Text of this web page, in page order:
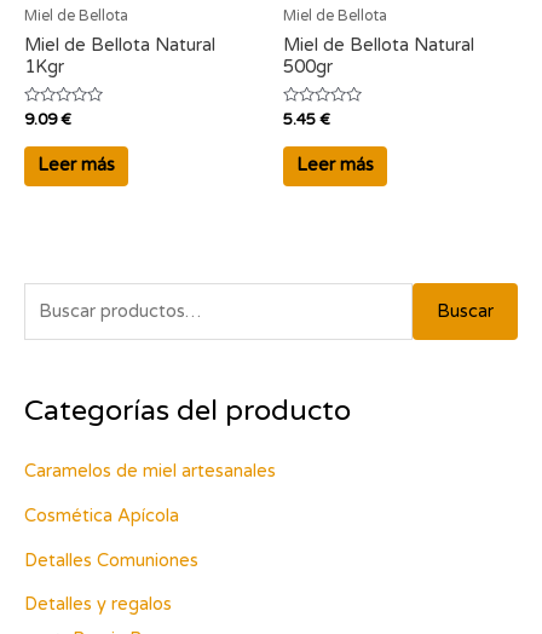
u
c
r
p
:
Buscar
Categorías del producto
Caramelos de miel artesanales
Cosmética Apícola
Detalles Comuniones
Detalles y regalos
Miel de Bellota
Miel de Bellota Natural
1Kgr
Valorado
0
de
9.09€
Leer más
Miel de Bellota
Miel de Bellota Natural
500gr
Valorado
0
de
5.45€
Leer más